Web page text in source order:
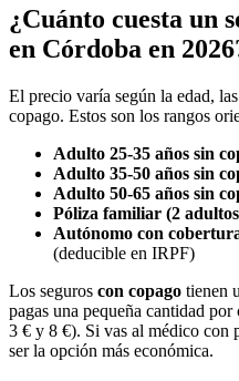
¿Cuánto cuesta un
en Córdoba en
El precio varía según la edad,
copago. Estos son los rangos
Adulto 25-35 años sin
Adulto 35-50 años sin
Adulto 50-65 años sin
Póliza familiar (2
Autónomo con
(deducible en IRPF)
Los seguros con copago tienen
pagas una pequeña cantidad
3 € y 8 €). Si vas al médico con
ser la opción más económica.